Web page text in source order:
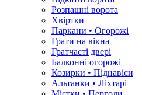
Розпашні ворота
Хвіртки
Паркани • Огорожі
Грати на вікна
Гратчасті двері
Балконні огорожі
Козирки • Піднавіси
Альтанки • Ліхтарі